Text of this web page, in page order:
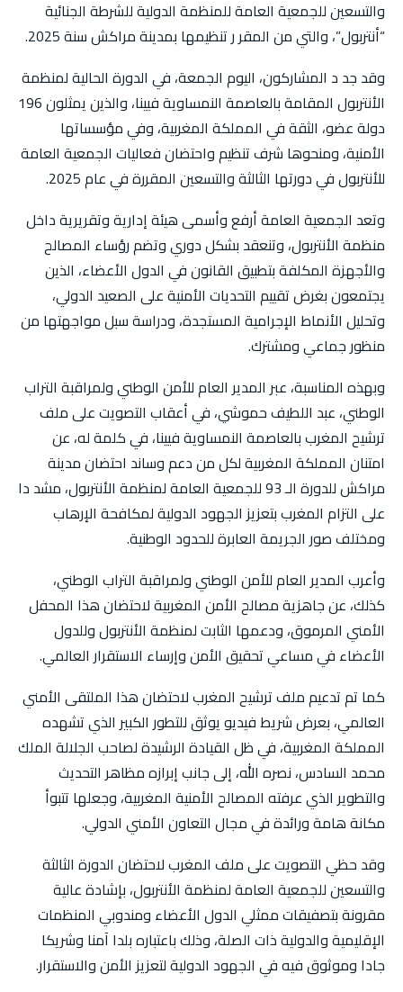
والتسعين للجمعية العامة للمنظمة الدولية للشرطة الجنائية
“أنتربول”، والتي من المقر ر تنظيمها بمدينة مراكش سنة 2025.
وقد جد د المشاركون، اليوم الجمعة، في الدورة الحالية لمنظمة
الأنتربول المقامة بالعاصمة النمساوية فيينا، والذين يمثلون 196
دولة عضو، الثقة في المملكة المغربية، وفي مؤسساتها
الأمنية، ومنحوها شرف تنظيم واحتضان فعاليات الجمعية العامة
للأنتربول في دورتها الثالثة والتسعين المقررة في عام 2025.
وتعد الجمعية العامة أرفع وأسمى هيئة إدارية وتقريرية داخل
منظمة الأنتربول، وتنعقد بشكل دوري وتضم رؤساء المصالح
والأجهزة المكلفة بتطبيق القانون في الدول الأعضاء، الذين
يجتمعون بغرض تقييم التحديات الأمنية على الصعيد الدولي،
وتحليل الأنماط الإجرامية المستجدة، ودراسة سبل مواجهتها من
منظور جماعي ومشترك.
وبهذه المناسبة، عبر المدير العام للأمن الوطني ولمراقبة التراب
الوطني، عبد اللطيف حموشي، في أعقاب التصويت على ملف
ترشيح المغرب بالعاصمة النمساوية فيينا، في كلمة له، عن
امتنان المملكة المغربية لكل من دعم وساند احتضان مدينة
مراكش للدورة الـ 93 للجمعية العامة لمنظمة الأنتربول، مشد دا
على التزام المغرب بتعزيز الجهود الدولية لمكافحة الإرهاب
ومختلف صور الجريمة العابرة للحدود الوطنية.
وأعرب المدير العام للأمن الوطني ولمراقبة التراب الوطني،
كذلك، عن جاهزية مصالح الأمن المغربية لاحتضان هذا المحفل
الأمني المرموق، ودعمها الثابت لمنظمة الأنتربول وللدول
الأعضاء في مساعي تحقيق الأمن وإرساء الاستقرار العالمي.
كما تم تدعيم ملف ترشيح المغرب لاحتضان هذا الملتقى الأمني
العالمي، بعرض شريط فيديو يوثق للتطور الكبير الذي تشهده
المملكة المغربية، في ظل القيادة الرشيدة لصاحب الجلالة الملك
محمد السادس، نصره الله، إلى جانب إبرازه مظاهر التحديث
والتطوير الذي عرفته المصالح الأمنية المغربية، وجعلها تتبوأ
مكانة هامة ورائدة في مجال التعاون الأمني الدولي.
وقد حظي التصويت على ملف المغرب لاحتضان الدورة الثالثة
والتسعين للجمعية العامة لمنظمة الأنتربول، بإشادة عالية
مقرونة بتصفيقات ممثلي الدول الأعضاء ومندوبي المنظمات
الإقليمية والدولية ذات الصلة، وذلك باعتباره بلدا آمنا وشريكا
جادا وموثوق فيه في الجهود الدولية لتعزيز الأمن والاستقرار.